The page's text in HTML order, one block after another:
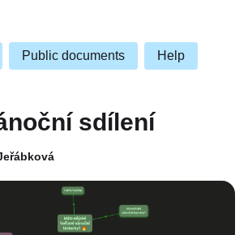
Public documents Help
sdílení